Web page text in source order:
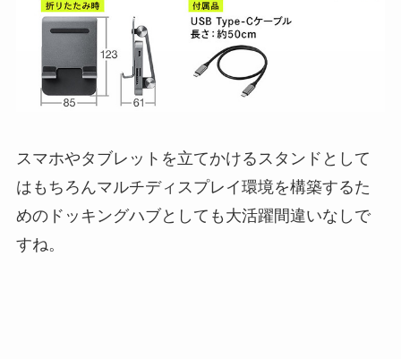
スマホやタブレットを立てかけるスタンドとして
はもちろんマルチディスプレイ環境を構築するた
めのドッキングハブとしても大活躍間違いなしで
すね。